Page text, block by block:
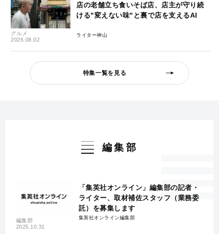
グルメ
2026.08.02
店の老舗立ち食いそば店、店主が守り続
ける"変えない味"と裏で店を支えるAI
ライター神山
特集一覧を見る
編集部
編集部
2025.10.31
「集英社オンライン」編集部の記者・
ライター、取材補佐スタッフ（業務委
託）を募集します
集英社オンライン編集部